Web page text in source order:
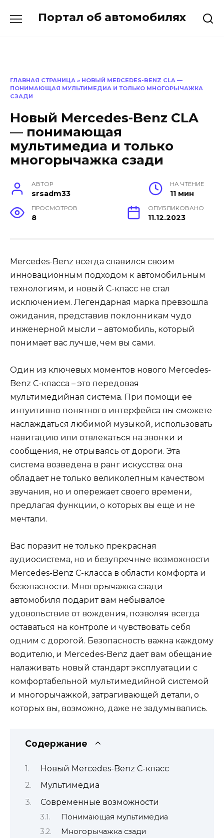
Портал об автомобилях
ГЛАВНАЯ СТРАНИЦА » НОВЫЙ MERCEDES-BENZ CLA —
ПОНИМАЮЩАЯ МУЛЬТИМЕДИА И ТОЛЬКО МНОГОРЫЧАЖКА
СЗАДИ
Новый Mercedes-Benz CLA
— понимающая
мультимедиа и только
многорычажка сзади
АВТОР
srsadm33
НА ЧТЕНИЕ
11 мин
ПРОСМОТРОВ
8
ОПУБЛИКОВАНО
11.12.2023
Mercedes-Benz всегда славился своим
инновационным подходом к автомобильным
технологиям, и новый C-класс не стал
исключением. Легендарная марка превзошла
ожидания, представив поклонникам чудо
инженерной мысли – автомобиль, который
понимает вас лучше, чем вы сами.
Один из ключевых моментов нового Mercedes-
Benz C-класса – это передовая
мультимедийная система. При помощи ее
интуитивно понятного интерфейса вы сможете
наслаждаться любимой музыкой, использовать
навигацию или отвлекаться на звонки и
сообщения, не отрываясь от дороги. Эта
система возведена в ранг искусства: она
обладает не только великолепным качеством
звучания, но и опережает своего времени,
предлагая функции, о которых вы еще и не
мечтали.
Вас поразит не только прекрасная
аудиосистема, но и безупречные возможности
Mercedes-Benz C-класса в области комфорта и
безопасности. Многорычажка сзади
автомобиля подарит вам небывалое
удовольствие от вождения, позволяя всегда
оставаться на контроле и чувствовать себя
одним с дорогой. Безопасность важна каждому
водителю, и Mercedes-Benz дает вам обещание
налаживать новый стандарт эксплуатации с
комфортабельной мультимедийной системой
и многорычажкой, затрагивающей детали, о
которых вы, возможно, даже не задумывались.
Содержание
Новый Mercedes-Benz C-класс
Мультимедиа
Современные возможности
Понимающая мультимедиа
Многорычажка сзади